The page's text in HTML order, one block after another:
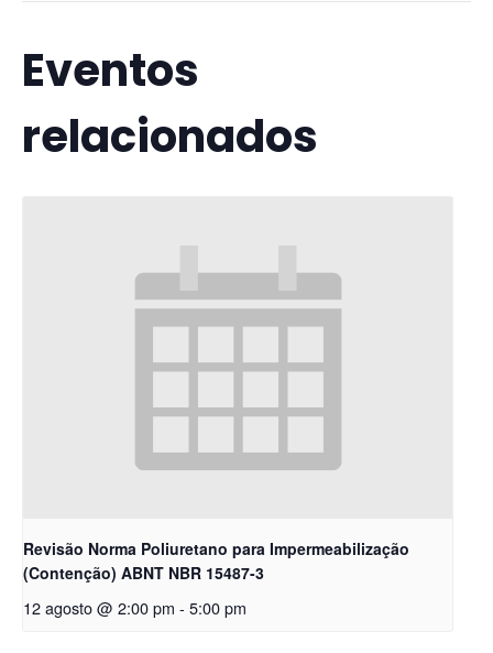
Eventos
relacionados
Revisão Norma Poliuretano para Impermeabilização
(Contenção) ABNT NBR 15487-3
12 agosto @ 2:00 pm - 5:00 pm